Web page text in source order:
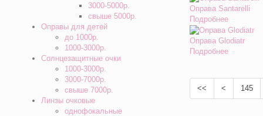
Оправа Santarelli
Подробнее
Оправа Glodiatr
Подробнее
<< < 145
3000-5000р.
свыше 5000р.
Оправы для детей
до 1000р.
1000-3000р.
Солнцезащитные очки
1000-3000р.
3000-7000р.
свыше 7000р.
Линзы очковые
однофокальные